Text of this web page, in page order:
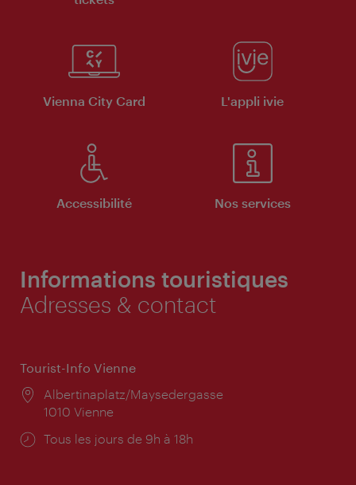
Vienna City Card L'appli ivie
Accessibilité Nos services
Informations touristiques
Adresses & contact
Tourist-Info Vienne
Lieu:
Albertinaplatz/Maysedergasse
1010 Vienne
Horaires
Tous les jours de 9h à 18h